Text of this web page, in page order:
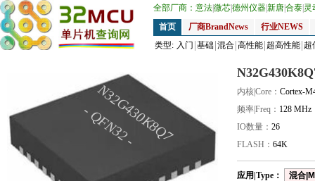
全部厂商： 意法微芯德州仪器新唐合泰 灵
首页
厂商BrandNews
行业NEWS
类型: 入门 基础 混合 高性能 超高性能 超
N32G430K8Q7
- QFN32 -
内核|Core： Cortex-
频率|Freq： 128 MHz
IO数量： 26
FLASH： 64K
应用|Type： 混合